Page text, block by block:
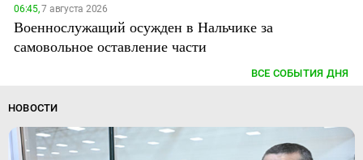
06:45,7 августа 2026
Военнослужащий осужден в Нальчике за
самовольное оставление части
ВСЕ СОБЫТИЯ ДНЯ
НОВОСТИ